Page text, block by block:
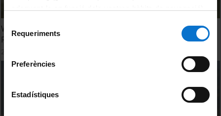
consultar laPolítica de galetes del lloc web de la
de Requeriments
Preferències
Estadístiques
WEAM4i: Gestão Avançada de Água e a Energia para o
Regadio